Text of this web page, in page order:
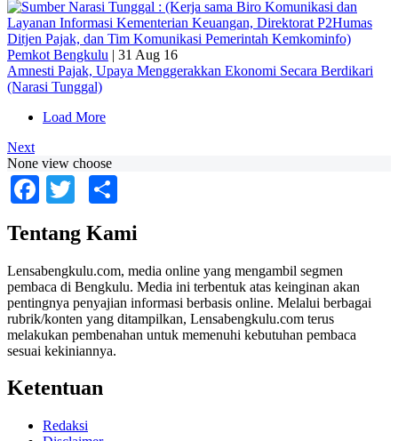
Pemkot Bengkulu | 31 Aug 16
Amnesti Pajak, Upaya Menggerakkan Ekonomi Secara Berdikari
(Narasi Tunggal)
Load More
Next
None view choose
Facebook
Twitter
Tentang Kami
Lensabengkulu.com, media online yang mengambil segmen
pembaca di Bengkulu. Media ini terbentuk atas keinginan akan
pentingnya penyajian informasi berbasis online. Melalui berbagai
rubrik/konten yang ditampilkan, Lensabengkulu.com terus
melakukan pembenahan untuk memenuhi kebutuhan pembaca
sesuai kekiniannya.
Ketentuan
Redaksi